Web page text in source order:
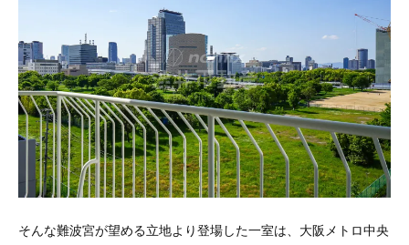
そんな難波宮が望める立地より登場した一室は、大阪メトロ中央